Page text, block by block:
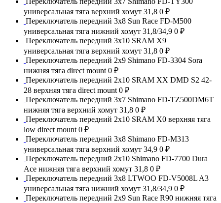
универсальная тяга верхний хомут 31,8 0 ₽
Переключатель передний 3x8 Sun Race FD-M500
универсальная тяга нижний хомут 31,8/34,9 0 ₽
Переключатель передний 3x10 SRAM X9
универсальная тяга верхний хомут 31,8 0 ₽
Переключатель передний 2x9 Shimano FD-3304 Sora
нижняя тяга direct mount 0 ₽
Переключатель передний 2x10 SRAM XX DMD S2 42-
28 верхняя тяга direct mount 0 ₽
Переключатель передний 3x7 Shimano FD-TZ500DM6T
нижняя тяга верхний хомут 31,8 0 ₽
Переключатель передний 2x10 SRAM X0 верхняя тяга
low direct mount 0 ₽
Переключатель передний 3x8 Shimano FD-M313
универсальная тяга верхний хомут 34,9 0 ₽
Переключатель передний 2x10 Shimano FD-7700 Dura
Ace нижняя тяга верхний хомут 31,8 0 ₽
Переключатель передний 3x8 LTWOO FD-V5008L A3
универсальная тяга нижний хомут 31,8/34,9 0 ₽
Переключатель передний 2x9 Sun Race R90 нижняя тяга